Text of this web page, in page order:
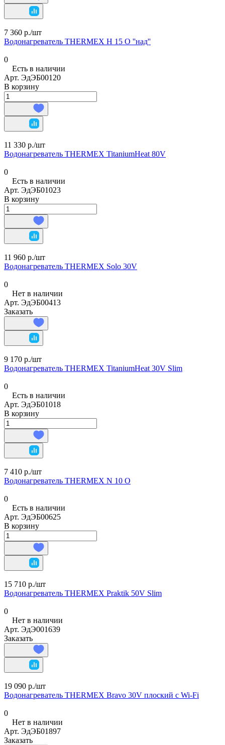
7 360 р./шт
Водонагреватель THERMEX H 15 O ''над''
0
Есть в наличии
Арт. ЭдЭБ00120
В корзину
11 330 р./шт
Водонагреватель THERMEX TitaniumHeat 80V
0
Есть в наличии
Арт. ЭдЭБ01023
В корзину
11 960 р./шт
Водонагреватель THERMEX Solo 30V
0
Нет в наличии
Арт. ЭдЭБ00413
Заказать
9 170 р./шт
Водонагреватель THERMEX TitaniumHeat 30V Slim
0
Есть в наличии
Арт. ЭдЭБ01018
В корзину
7 410 р./шт
Водонагреватель THERMEX N 10 O
0
Есть в наличии
Арт. ЭдЭБ00625
В корзину
15 710 р./шт
Водонагреватель THERMEX Praktik 50V Slim
0
Нет в наличии
Арт. ЭдЭ001639
Заказать
19 090 р./шт
Водонагреватель THERMEX Bravo 30V плоский с Wi-Fi
0
Нет в наличии
Арт. ЭдЭБ01897
Заказать